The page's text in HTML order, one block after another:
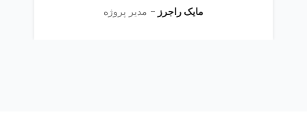
مایک راجرز مدیر پروژه